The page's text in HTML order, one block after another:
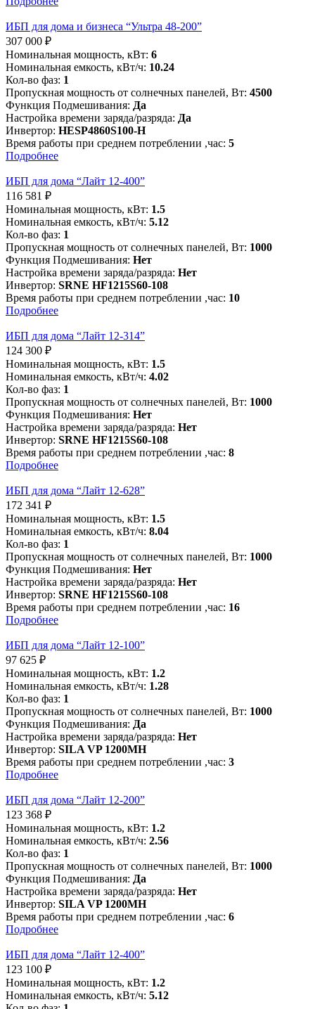
ИБП для дома и бизнеса “Ультра 48-200”
307 000 ₽
Номинальная мощность, кВт: 6
Номинальная емкость, кВт/ч: 10.24
Кол-во фаз: 1
Пропускная мощность от солнечных панелей, Вт: 4500
Функция Подмешивания: Да
Настройка времени заряда/разряда: Да
Инвертор: HESP4860S100-H
Время работы при среднем потреблении ,час: 5
Подробнее
ИБП для дома “Лайт 12-400”
116 581 ₽
Номинальная мощность, кВт: 1.5
Номинальная емкость, кВт/ч: 5.12
Кол-во фаз: 1
Пропускная мощность от солнечных панелей, Вт: 1000
Функция Подмешивания: Нет
Настройка времени заряда/разряда: Нет
Инвертор: SRNE HF1215S60-108
Время работы при среднем потреблении ,час: 10
Подробнее
ИБП для дома “Лайт 12-314”
124 300 ₽
Номинальная мощность, кВт: 1.5
Номинальная емкость, кВт/ч: 4.02
Кол-во фаз: 1
Пропускная мощность от солнечных панелей, Вт: 1000
Функция Подмешивания: Нет
Настройка времени заряда/разряда: Нет
Инвертор: SRNE HF1215S60-108
Время работы при среднем потреблении ,час: 8
Подробнее
ИБП для дома “Лайт 12-628”
172 341 ₽
Номинальная мощность, кВт: 1.5
Номинальная емкость, кВт/ч: 8.04
Кол-во фаз: 1
Пропускная мощность от солнечных панелей, Вт: 1000
Функция Подмешивания: Нет
Настройка времени заряда/разряда: Нет
Инвертор: SRNE HF1215S60-108
Время работы при среднем потреблении ,час: 16
Подробнее
ИБП для дома “Лайт 12-100”
97 625 ₽
Номинальная мощность, кВт: 1.2
Номинальная емкость, кВт/ч: 1.28
Кол-во фаз: 1
Пропускная мощность от солнечных панелей, Вт: 1000
Функция Подмешивания: Да
Настройка времени заряда/разряда: Нет
Инвертор: SILA VP 1200MH
Время работы при среднем потреблении ,час: 3
Подробнее
ИБП для дома “Лайт 12-200”
123 368 ₽
Номинальная мощность, кВт: 1.2
Номинальная емкость, кВт/ч: 2.56
Кол-во фаз: 1
Пропускная мощность от солнечных панелей, Вт: 1000
Функция Подмешивания: Да
Настройка времени заряда/разряда: Нет
Инвертор: SILA VP 1200MH
Время работы при среднем потреблении ,час: 6
Подробнее
ИБП для дома “Лайт 12-400”
123 100 ₽
Номинальная мощность, кВт: 1.2
Номинальная емкость, кВт/ч: 5.12